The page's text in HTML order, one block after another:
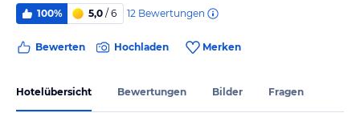
100% 5,0 / 6 12 Bewertungen
Bewerten Hochladen Merken
Hotelübersicht Bewertungen Bilder Fragen